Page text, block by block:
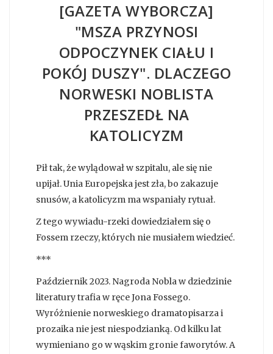
[GAZETA WYBORCZA]
"MSZA PRZYNOSI
ODPOCZYNEK CIAŁU I
POKÓJ DUSZY". DLACZEGO
NORWESKI NOBLISTA
PRZESZEDŁ NA
KATOLICYZM
Pił tak, że wylądował w szpitalu, ale się nie
upijał. Unia Europejska jest zła, bo zakazuje
snusów, a katolicyzm ma wspaniały rytuał.
Z tego wywiadu-rzeki dowiedziałem się o
Fossem rzeczy, których nie musiałem wiedzieć.
***
Październik 2023. Nagroda Nobla w dziedzinie
literatury trafia w ręce Jona Fossego.
Wyróżnienie norweskiego dramatopisarza i
prozaika nie jest niespodzianką. Od kilku lat
wymieniano go w wąskim gronie faworytów. A